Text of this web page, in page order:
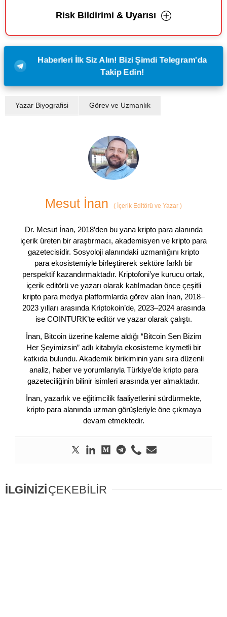
Risk Bildirimi & Uyarısı
Haberleri İlk Siz Alın! Bizi Şimdi Telegram'da
Takip Edin!
Yazar Biyografisi Görev ve Uzmanlık
Mesut İnan ( İçerik Editörü ve Yazar )
Dr. Mesut İnan, 2018’den bu yana kripto para alanında
içerik üreten bir araştırmacı, akademisyen ve kripto para
gazetecisidir. Sosyoloji alanındaki uzmanlığını kripto
para ekosistemiyle birleştirerek sektöre farklı bir
perspektif kazandırmaktadır. Kriptofoni’ye kurucu ortak,
içerik editörü ve yazarı olarak katılmadan önce çeşitli
kripto para medya platformlarda görev alan İnan, 2018–
2023 yılları arasında Kriptokoin’de, 2023–2024 arasında
ise COINTURK’te editör ve yazar olarak çalıştı.
İnan, Bitcoin üzerine kaleme aldığı “Bitcoin Sen Bizim
Her Şeyimizsin” adlı kitabıyla ekosisteme kıymetli bir
katkıda bulundu. Akademik birikiminin yanı sıra düzenli
analiz, haber ve yorumlarıyla Türkiye’de kripto para
gazeteciliğinin bilinir isimleri arasında yer almaktadır.
İnan, yazarlık ve eğitimcilik faaliyetlerini sürdürmekte,
kripto para alanında uzman görüşleriyle öne çıkmaya
devam etmektedir.
İLGİNİZİÇEKEBİLİR